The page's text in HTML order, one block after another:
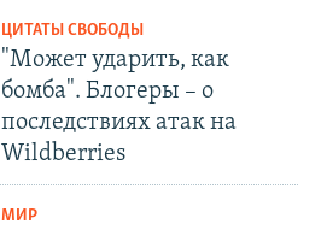
ЦИТАТЫ СВОБОДЫ
"Может ударить, как
бомба". Блогеры – о
последствиях атак на
Wildberries
МИР